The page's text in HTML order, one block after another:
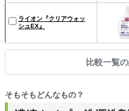
ライオン『クリアウォッ
シュEX』
比較一覧
そもそもどんなもの？